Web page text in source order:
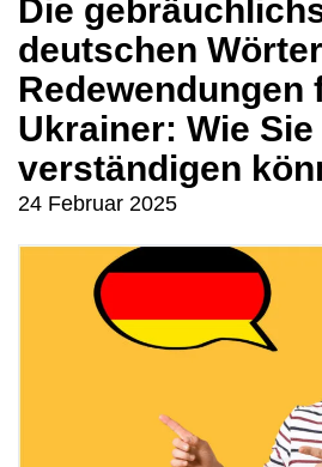
Die
deutschen
Redewendungen
Ukrainer: Wie
verständigen
24 Februar 2025